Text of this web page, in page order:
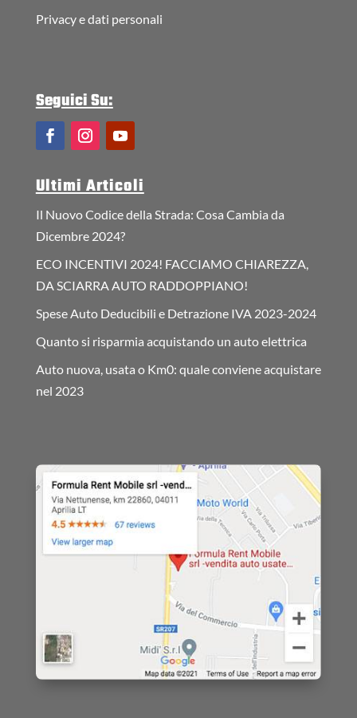
Privacy e dati personali
Seguici Su:
Ultimi Articoli
Il Nuovo Codice della Strada: Cosa Cambia da
Dicembre 2024?
ECO INCENTIVI 2024! FACCIAMO CHIAREZZA,
DA SCIARRA AUTO RADDOPPIANO!
Spese Auto Deducibili e Detrazione IVA 2023-2024
Quanto si risparmia acquistando un auto elettrica
Auto nuova, usata o Km0: quale conviene acquistare
nel 2023